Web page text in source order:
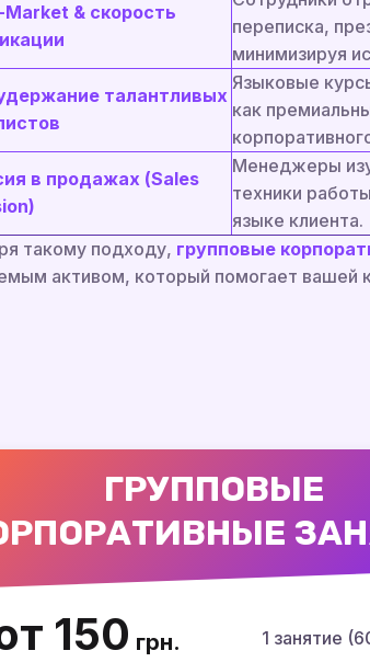
& скорость
переписка,
минимизируя
талантливых
Языковые
как
в продажах (Sales
Менеджеры
техники
языке клиента.
такому подходу, групповые
активом, который помогает вашей
ГРУППОВЫЕ
150 грн. 1 занятие